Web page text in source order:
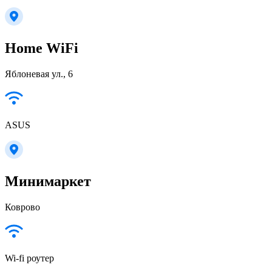
Home WiFi
Яблоневая ул., 6
ASUS
Минимаркет
Коврово
Wi-fi роутер